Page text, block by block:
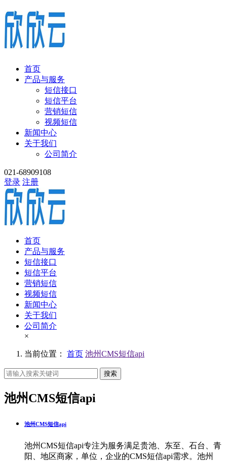
首页
产品与服务
短信接口
短信平台
营销短信
视频短信
新闻中心
关于我们
公司简介
021-68909108
登录 注册
首页
产品与服务
短信接口
短信平台
营销短信
视频短信
新闻中心
关于我们
公司简介
×
当前位置： 首页 池州CMS短信api
搜索
池州CMS短信api
池州CMS短信api
池州CMS短信api专注为服务满足贵池、东至、石台、青
阳、地区商家，单位，企业的CMS短信api需求。池州